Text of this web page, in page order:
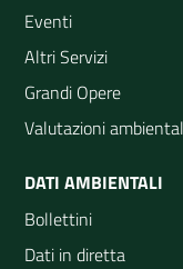
Eventi
Altri Servizi
Grandi Opere
Valutazioni
DATI AMBIENTALI
Bollettini
Dati in diretta